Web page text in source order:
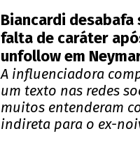
Biancardi desabafa
falta de caráter
unfollow em
A influenciadora
um texto nas redes
muitos entenderam
indireta para o ex-